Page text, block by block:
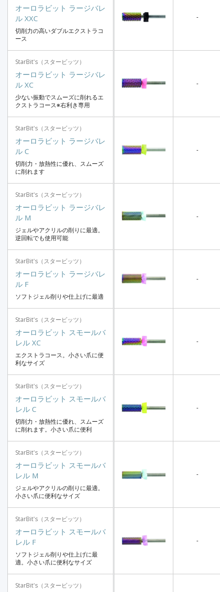
オーロラビット ラージバレ
ル XXC
切削力の高いダブルエクストラコ
ース
StarBit's（スタービッツ）
オーロラビット ラージバレ
ル XC
少ない振動でスムーズに削れるエ
クストラコース※右利き専用
StarBit's（スタービッツ）
オーロラビット ラージバレ
ル C
切削力・放熱性に優れ、スムーズ
に削れます
StarBit's（スタービッツ）
オーロラビット ラージバレ
ル M
ジェルやアクリルの削りに最適。
逆回転でも使用可能
StarBit's（スタービッツ）
オーロラビット ラージバレ
ル F
ソフトジェル削りや仕上げに最適
StarBit's（スタービッツ）
オーロラビット スモールバ
レル XC
エクストラコース。小さい爪に便
利なサイズ
StarBit's（スタービッツ）
オーロラビット スモールバ
レル C
切削力・放熱性に優れ、スムーズ
に削れます。小さい爪に便利
StarBit's（スタービッツ）
オーロラビット スモールバ
レル M
ジェルやアクリルの削りに最適。
小さい爪に便利なサイズ
StarBit's（スタービッツ）
オーロラビット スモールバ
レル F
ソフトジェル削りや仕上げに最
適。小さい爪に便利なサイズ
StarBit's（スタービッツ）
-
-
-
-
-
-
-
-
-